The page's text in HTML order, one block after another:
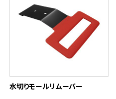
水切りモールリムーバー